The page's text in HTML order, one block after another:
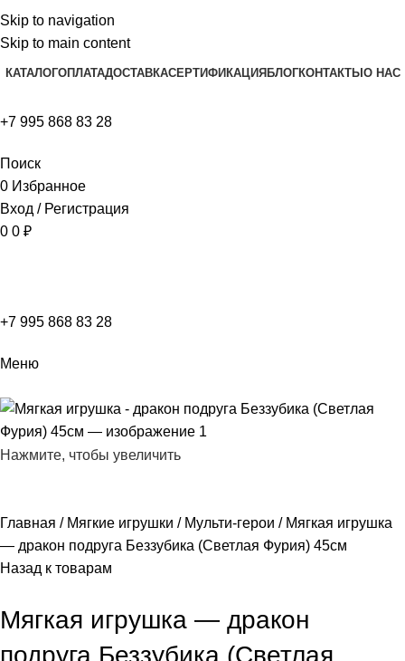
Skip to navigation
Skip to main content
КАТАЛОГОПЛАТАДОСТАВКАСЕРТИФИКАЦИЯ БЛОГКОНТАКТЫ О НАС
+7 995 868 83 28
Поиск
0 Избранное
Вход / Регистрация
0 0 ₽
+7 995 868 83 28
Меню
Нажмите, чтобы увеличить
Главная Мягкие игрушки Мульти-герои
Мягкая игрушка
— дракон подруга Беззубика (Светлая Фурия) 45см
Назад к товарам
Мягкая игрушка — дракон
подруга Беззубика (Светлая